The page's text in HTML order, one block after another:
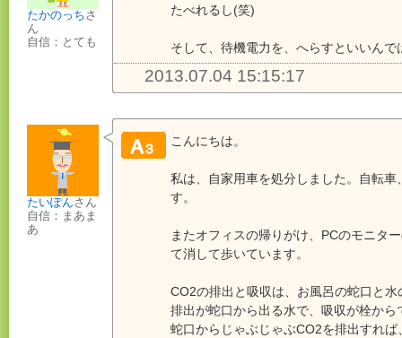
たかのっちさ
ん
自信：とても
たべれるし(笑)
そして、待機電力を、へらすといいんで
2013.07.04 15:15:17
たいぽんさん
自信：まあま
あ
こんにちは。
私は、自家用車を処分しました。自転車
す。
またオフィスの帰りがけ、PCのモニタ
て消して歩いています。
CO2の排出と吸収は、お風呂の蛇口と
排出が蛇口から出る水で、吸収が栓から
蛇口からじゃぶじゃぶCO2を排出すれ